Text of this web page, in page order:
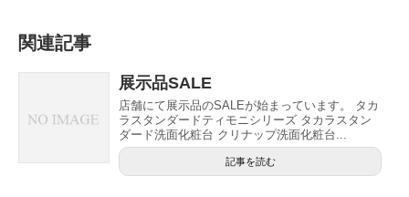
関連記事
展示品SALE
店舗にて展示品のSALEが始まっています。 タカ
ラスタンダードティモニシリーズ タカラスタン
ダード洗面化粧台 クリナップ洗面化粧台...
記事を読む